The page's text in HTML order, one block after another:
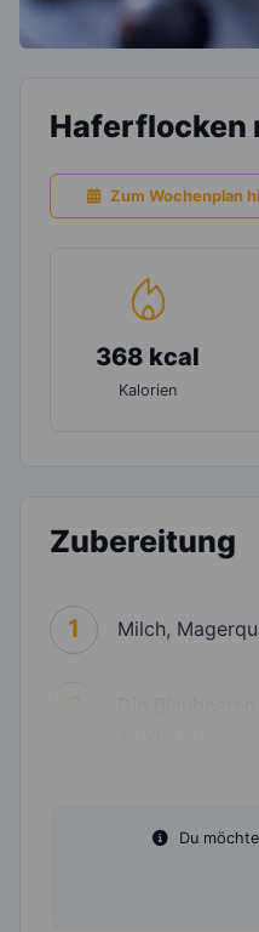
Haferflocken
Zum Wochenplan
368 kcal
Kalorien
Zubereitung
1 Milch,
Du